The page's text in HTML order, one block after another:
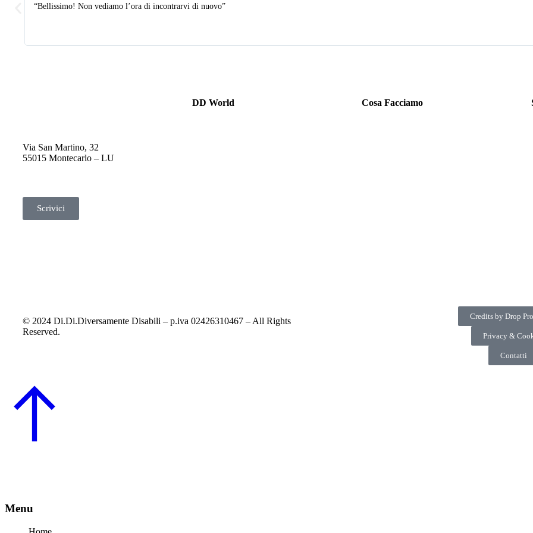
“Bellissimo! Non vediamo l’ora di incontrarvi di nuovo”
Via San Martino, 32
55015 Montecarlo – LU
Scrivici
DD World Cosa Facciamo
© 2024 Di.Di.Diversamente Disabili – p.iva 02426310467 – All Rights
Reserved.
Credits by Drop
Privacy &
Contatti
Menu